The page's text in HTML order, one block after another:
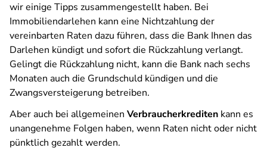
wir einige Tipps zusammengestellt haben. Bei
Immobiliendarlehen kann eine Nichtzahlung der
vereinbarten Raten dazu führen, dass die Bank Ihnen das
Darlehen kündigt und sofort die Rückzahlung verlangt.
Gelingt die Rückzahlung nicht, kann die Bank nach sechs
Monaten auch die Grundschuld kündigen und die
Zwangsversteigerung betreiben.
Aber auch bei allgemeinen Verbraucherkrediten kann es
unangenehme Folgen haben, wenn Raten nicht oder nicht
pünktlich gezahlt werden.